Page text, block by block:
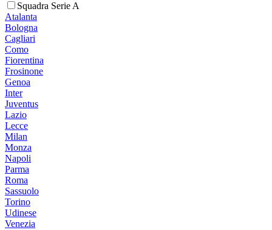
Squadra Serie A
Atalanta
Bologna
Cagliari
Como
Fiorentina
Frosinone
Genoa
Inter
Juventus
Lazio
Lecce
Milan
Monza
Napoli
Parma
Roma
Sassuolo
Torino
Udinese
Venezia